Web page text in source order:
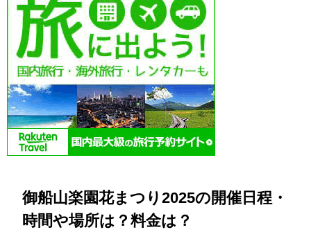
御船山楽園花まつり2025の開催日程・
時間や場所は？料金は？